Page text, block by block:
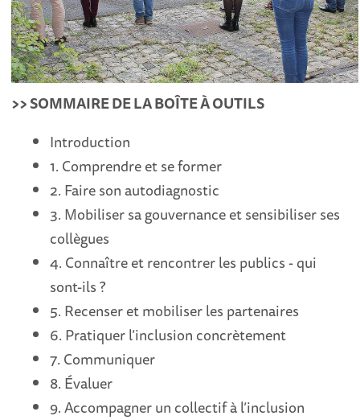
>> SOMMAIRE DE LA BOÎTE À OUTILS
Introduction
1. Comprendre et se former
2. Faire son autodiagnostic
3. Mobiliser sa gouvernance et sensibiliser ses
collègues
4. Connaître et rencontrer les publics - qui
sont-ils ?
5. Recenser et mobiliser les partenaires
6. Pratiquer l’inclusion concrètement
7. Communiquer
8. Évaluer
9. Accompagner un collectif à l’inclusion